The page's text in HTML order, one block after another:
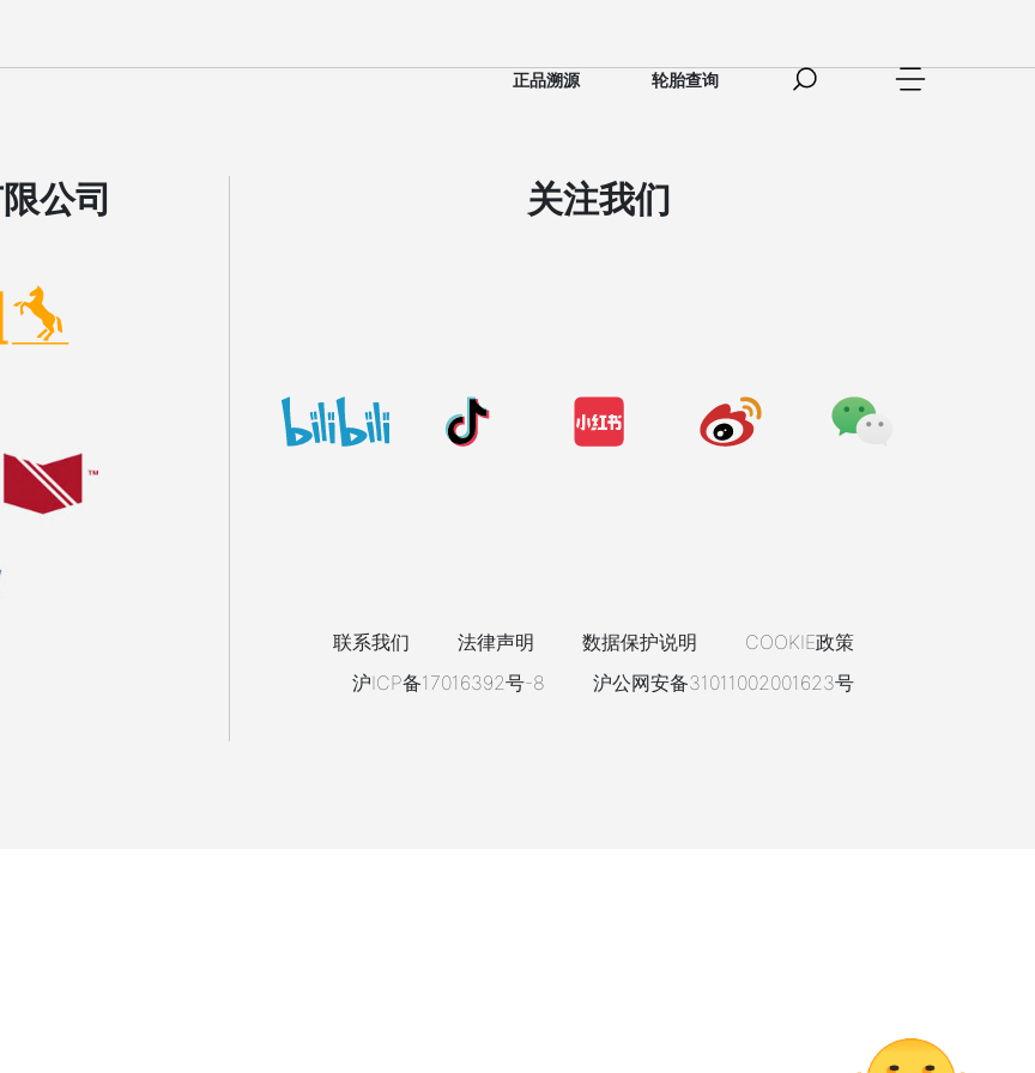
正品溯源 轮胎查询
公司 关注我们
联系我们 法律声明 数据保护说明
COOKIE政策
沪ICP备17016392号-8
沪公网安备31011002001623号